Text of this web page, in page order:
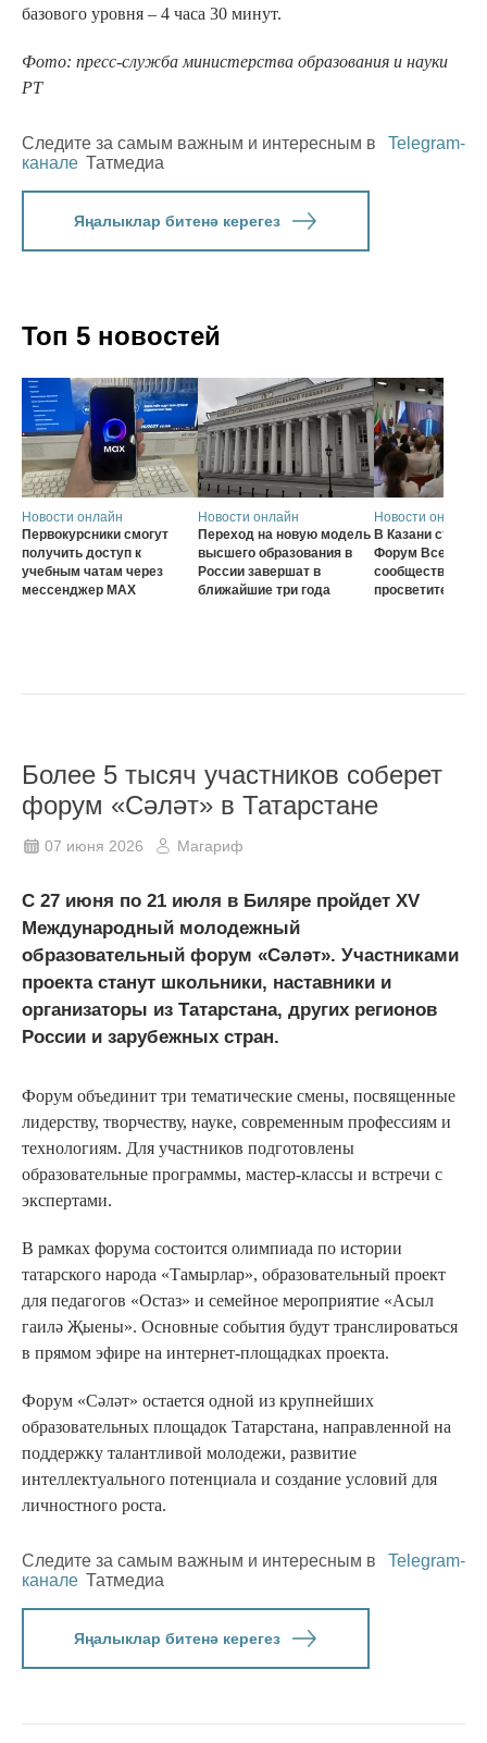
базового уровня – 4 часа 30 минут.
Фото: пресс-служба министерства образования и науки
РТ
Следите за самым важным и интересным в
Telegram-
канале Татмедиа
Яңалыклар битенә керегез
Топ 5 новостей
Новости онлайн
Первокурсники смогут
получить доступ к
учебным чатам через
мессенджер MAX
Новости онлайн
Переход на новую модель
высшего образования в
России завершат в
ближайшие три года
Новости онлайн
В Казани
Форум
сообщества
просветителей
Более 5 тысяч участников соберет
форум «Сәләт» в Татарстане
07 июня 2026 Магариф
С 27 июня по 21 июля в Биляре пройдет XV
Международный молодежный
образовательный форум «Сәләт». Участниками
проекта станут школьники, наставники и
организаторы из Татарстана, других регионов
России и зарубежных стран.
Форум объединит три тематические смены, посвященные
лидерству, творчеству, науке, современным профессиям и
технологиям. Для участников подготовлены
образовательные программы, мастер-классы и встречи с
экспертами.
В рамках форума состоится олимпиада по истории
татарского народа «Тамырлар», образовательный проект
для педагогов «Остаз» и семейное мероприятие «Асыл
гаилә Җыены». Основные события будут транслироваться
в прямом эфире на интернет-площадках проекта.
Форум «Сәләт» остается одной из крупнейших
образовательных площадок Татарстана, направленной на
поддержку талантливой молодежи, развитие
интеллектуального потенциала и создание условий для
личностного роста.
Следите за самым важным и интересным в
Telegram-
канале Татмедиа
Яңалыклар битенә керегез